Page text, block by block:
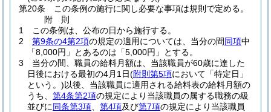
第20条
この条例の施行に関し必要な事項は規則で定める。
附 則
1
この条例は、公布の日から施行する。
2
第9条の4第2項の規定の適用については、当分の間同項中
「8,000円」とあるのは「5,000円」とする。
3
当分の間、職員の給料月額は、当該職員が60歳に達した
日後における最初の4月1日(附則第5項において「特定日」
という。)以後、当該職員に適用される給料表の給料月額の
うち、 第4条第2項の規定により当該職員の属する職務の級
並びに同条第3項 第4項及び第7項の規定により当該職員